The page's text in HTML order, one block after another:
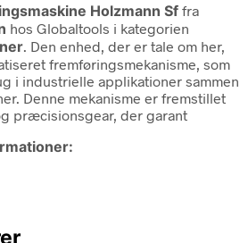
Holzmann Sf fra
hos Globaltools i kategorien
. Den enhed, der er tale om her,
fremføringsmekanisme, som
i industrielle applikationer sammen
Denne mekanisme er fremstillet
præcisionsgear, der garant